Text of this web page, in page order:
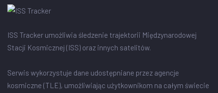
ISS Tracker umożliwia śledzenie trajektorii Międzynarodowej
Stacji Kosmicznej (ISS) oraz innych satelitów.
Serwis wykorzystuje dane udostępniane przez agencje
kosmiczne (TLE), umożliwiając użytkownikom na całym świecie